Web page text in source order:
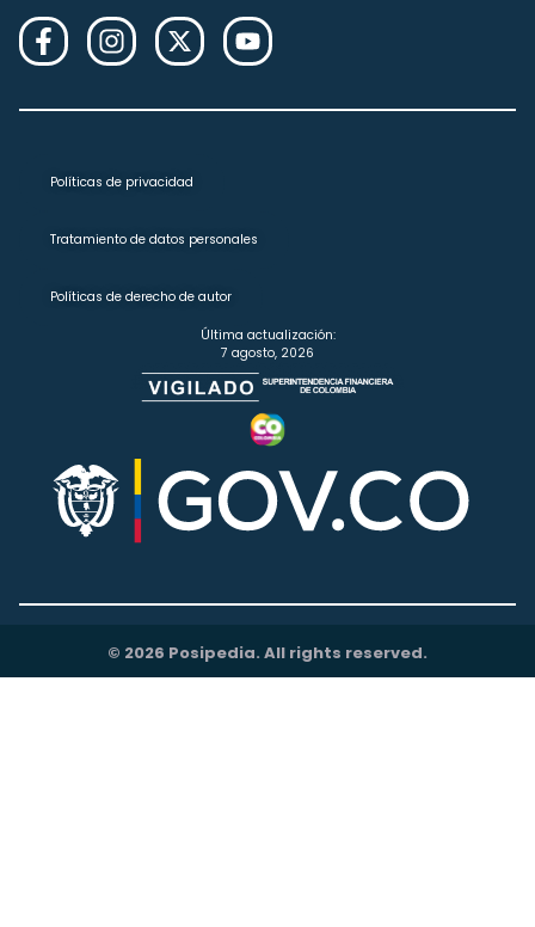
Políticas de privacidad
Tratamiento de datos personales
Políticas de derecho de autor
Última actualización:
7 agosto, 2026
© 2026 Posipedia. All rights reserved.